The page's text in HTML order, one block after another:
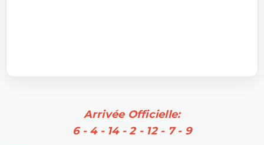
Arrivée Officielle:
6 - 4 - 14 - 2 - 12 - 7 - 9